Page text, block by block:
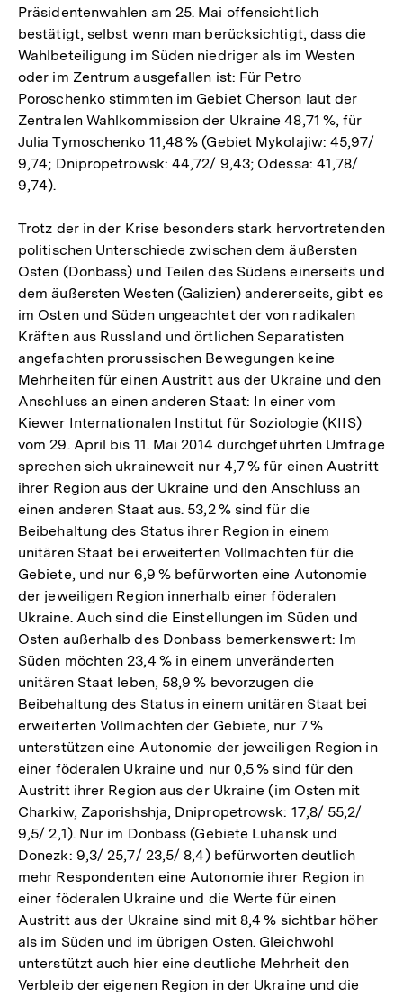
Präsidentenwahlen am 25. Mai offensichtlich
bestätigt, selbst wenn man berücksichtigt, dass die
Wahlbeteiligung im Süden niedriger als im Westen
oder im Zentrum ausgefallen ist: Für Petro
Poroschenko stimmten im Gebiet Cherson laut der
Zentralen Wahlkommission der Ukraine 48,71 %, für
Julia Tymoschenko 11,48 % (Gebiet Mykolajiw: 45,97/
9,74; Dnipropetrowsk: 44,72/ 9,43; Odessa: 41,78/
9,74).
Trotz der in der Krise besonders stark hervortretenden
politischen Unterschiede zwischen dem äußersten
Osten (Donbass) und Teilen des Südens einerseits und
dem äußersten Westen (Galizien) andererseits, gibt es
im Osten und Süden ungeachtet der von radikalen
Kräften aus Russland und örtlichen Separatisten
angefachten prorussischen Bewegungen keine
Mehrheiten für einen Austritt aus der Ukraine und den
Anschluss an einen anderen Staat: In einer vom
Kiewer Internationalen Institut für Soziologie (KIIS)
vom 29. April bis 11. Mai 2014 durchgeführten Umfrage
sprechen sich ukraineweit nur 4,7 % für einen Austritt
ihrer Region aus der Ukraine und den Anschluss an
einen anderen Staat aus. 53,2 % sind für die
Beibehaltung des Status ihrer Region in einem
unitären Staat bei erweiterten Vollmachten für die
Gebiete, und nur 6,9 % befürworten eine Autonomie
der jeweiligen Region innerhalb einer föderalen
Ukraine. Auch sind die Einstellungen im Süden und
Osten außerhalb des Donbass bemerkenswert: Im
Süden möchten 23,4 % in einem unveränderten
unitären Staat leben, 58,9 % bevorzugen die
Beibehaltung des Status in einem unitären Staat bei
erweiterten Vollmachten der Gebiete, nur 7 %
unterstützen eine Autonomie der jeweiligen Region in
einer föderalen Ukraine und nur 0,5 % sind für den
Austritt ihrer Region aus der Ukraine (im Osten mit
Charkiw, Zaporishshja, Dnipropetrowsk: 17,8/ 55,2/
9,5/ 2,1). Nur im Donbass (Gebiete Luhansk und
Donezk: 9,3/ 25,7/ 23,5/ 8,4) befürworten deutlich
mehr Respondenten eine Autonomie ihrer Region in
einer föderalen Ukraine und die Werte für einen
Austritt aus der Ukraine sind mit 8,4 % sichtbar höher
als im Süden und im übrigen Osten. Gleichwohl
unterstützt auch hier eine deutliche Mehrheit den
Verbleib der eigenen Region in der Ukraine und die